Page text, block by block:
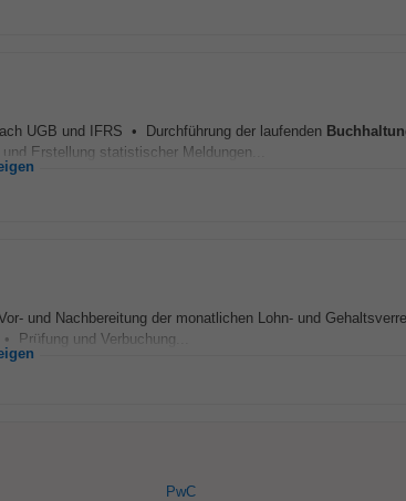
UGB und IFRS • Durchführung der laufenden
Erstellung statistischer Meldungen...
und Nachbereitung der monatlichen Lohn- und
• Prüfung und Verbuchung...
PwC